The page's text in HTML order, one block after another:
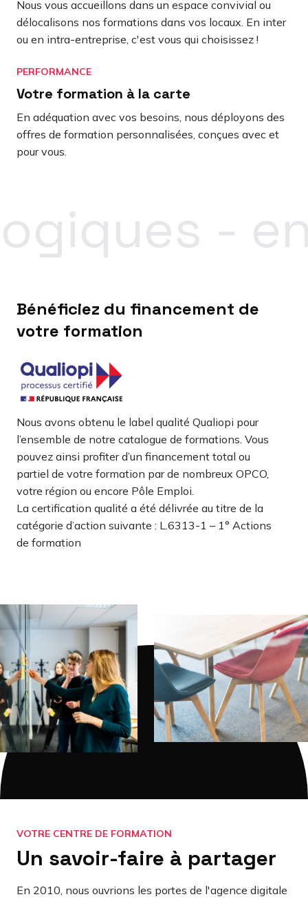
Nous vous accueillons dans un espace convivial ou
délocalisons nos formations dans vos locaux. En inter
ou en intra-entreprise, c'est vous qui choisissez !
PERFORMANCE
Votre formation à la carte
En adéquation avec vos besoins, nous déployons des
offres de formation personnalisées, conçues avec et
pour vous.
-
Bénéficiez du financement de
votre formation
Nous avons obtenu le label qualité Qualiopi pour
l’ensemble de notre catalogue de formations. Vous
pouvez ainsi profiter d’un financement total ou
partiel de votre formation par de nombreux OPCO,
votre région ou encore Pôle Emploi.
La certification qualité a été délivrée au titre de la
catégorie d’action suivante : L.6313-1 – 1° Actions
de formation
VOTRE CENTRE DE FORMATION
Un savoir-faire à partager
En 2010, nous ouvrions les portes de l'agence digitale